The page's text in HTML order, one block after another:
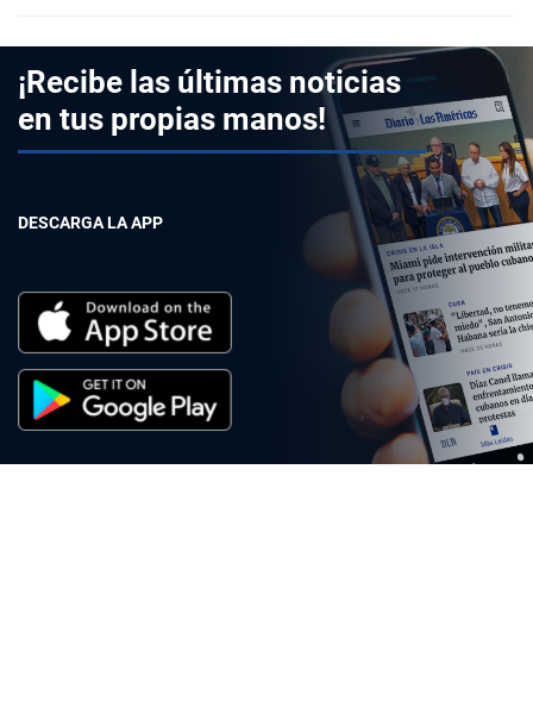
¡Recibe las últimas noticias
en tus propias manos!
DESCARGA LA APP